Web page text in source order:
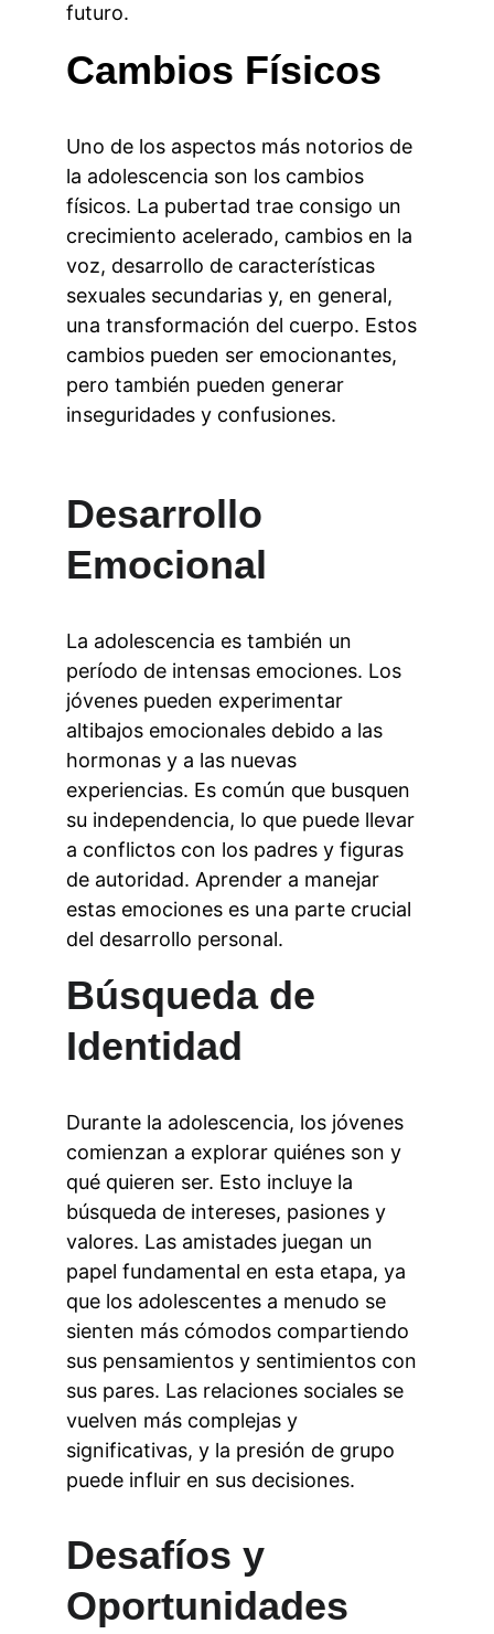
futuro.
Cambios Físicos
Uno de los aspectos más notorios de
la adolescencia son los cambios
físicos. La pubertad trae consigo un
crecimiento acelerado, cambios en la
voz, desarrollo de características
sexuales secundarias y, en general,
una transformación del cuerpo. Estos
cambios pueden ser emocionantes,
pero también pueden generar
inseguridades y confusiones.
Desarrollo
Emocional
La adolescencia es también un
período de intensas emociones. Los
jóvenes pueden experimentar
altibajos emocionales debido a las
hormonas y a las nuevas
experiencias. Es común que busquen
su independencia, lo que puede llevar
a conflictos con los padres y figuras
de autoridad. Aprender a manejar
estas emociones es una parte crucial
del desarrollo personal.
Búsqueda de
Identidad
Durante la adolescencia, los jóvenes
comienzan a explorar quiénes son y
qué quieren ser. Esto incluye la
búsqueda de intereses, pasiones y
valores. Las amistades juegan un
papel fundamental en esta etapa, ya
que los adolescentes a menudo se
sienten más cómodos compartiendo
sus pensamientos y sentimientos con
sus pares. Las relaciones sociales se
vuelven más complejas y
significativas, y la presión de grupo
puede influir en sus decisiones.
Desafíos y
Oportunidades